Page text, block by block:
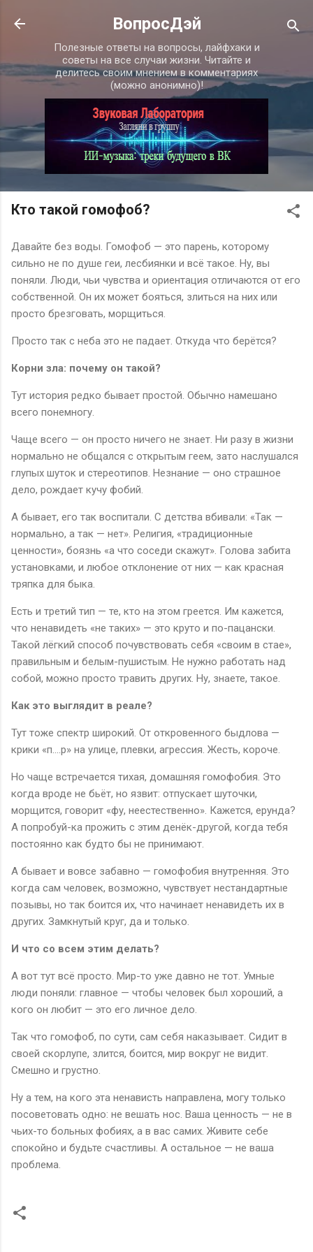
К основному контенту
ВопросДэй
Полезные ответы на вопросы, лайфхаки и
советы на все случаи жизни. Читайте и
делитесь своим мнением в комментариях
(можно анонимно)!
Кто такой гомофоб?
Давайте без воды. Гомофоб — это парень, которому
сильно не по душе геи, лесбиянки и всё такое. Ну, вы
поняли. Люди, чьи чувства и ориентация отличаются от его
собственной. Он их может бояться, злиться на них или
просто брезговать, морщиться.
Просто так с неба это не падает. Откуда что берётся?
Корни зла: почему он такой?
Тут история редко бывает простой. Обычно намешано
всего понемногу.
Чаще всего — он просто ничего не знает. Ни разу в жизни
нормально не общался с открытым геем, зато наслушался
глупых шуток и стереотипов. Незнание — оно страшное
дело, рождает кучу фобий.
А бывает, его так воспитали. С детства вбивали: «Так —
нормально, а так — нет». Религия, «традиционные
ценности», боязнь «а что соседи скажут». Голова забита
установками, и любое отклонение от них — как красная
тряпка для быка.
Есть и третий тип — те, кто на этом греется. Им кажется,
что ненавидеть «не таких» — это круто и по-пацански.
Такой лёгкий способ почувствовать себя «своим в стае»,
правильным и белым-пушистым. Не нужно работать над
собой, можно просто травить других. Ну, знаете, такое.
Как это выглядит в реале?
Тут тоже спектр широкий. От откровенного быдлова —
крики «п....р» на улице, плевки, агрессия. Жесть, короче.
Но чаще встречается тихая, домашняя гомофобия. Это
когда вроде не бьёт, но язвит: отпускает шуточки,
морщится, говорит «фу, неестественно». Кажется, ерунда?
А попробуй-ка прожить с этим денёк-другой, когда тебя
постоянно как будто бы не принимают.
А бывает и вовсе забавно — гомофобия внутренняя. Это
когда сам человек, возможно, чувствует нестандартные
позывы, но так боится их, что начинает ненавидеть их в
других. Замкнутый круг, да и только.
И что со всем этим делать?
А вот тут всё просто. Мир-то уже давно не тот. Умные
люди поняли: главное — чтобы человек был хороший, а
кого он любит — это его личное дело.
Так что гомофоб, по сути, сам себя наказывает. Сидит в
своей скорлупе, злится, боится, мир вокруг не видит.
Смешно и грустно.
Ну а тем, на кого эта ненависть направлена, могу только
посоветовать одно: не вешать нос. Ваша ценность — не в
чьих-то больных фобиях, а в вас самих. Живите себе
спокойно и будьте счастливы. А остальное — не ваша
проблема.